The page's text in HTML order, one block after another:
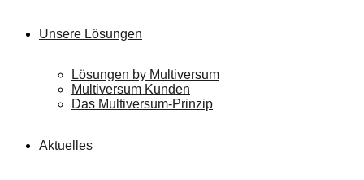
Unsere Lösungen
Lösungen by Multiversum
Multiversum Kunden
Das Multiversum-Prinzip
Aktuelles